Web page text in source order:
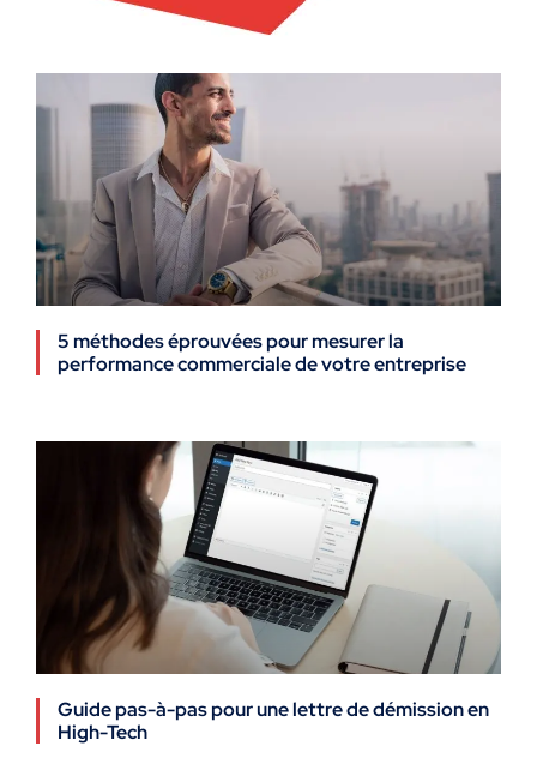
5 méthodes éprouvées pour mesurer la
performance commerciale de votre entreprise
Guide pas-à-pas pour une lettre de démission en
High-Tech